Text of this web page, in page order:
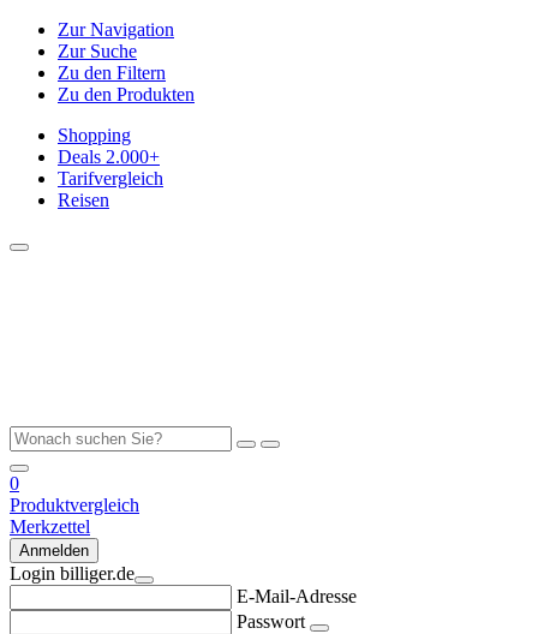
Zur Navigation
Zur Suche
Zu den Filtern
Zu den Produkten
Shopping
Deals 2.000+
Tarifvergleich
Reisen
0
Produktvergleich
Merkzettel
Anmelden
Login billiger.de
E-Mail-Adresse
Passwort